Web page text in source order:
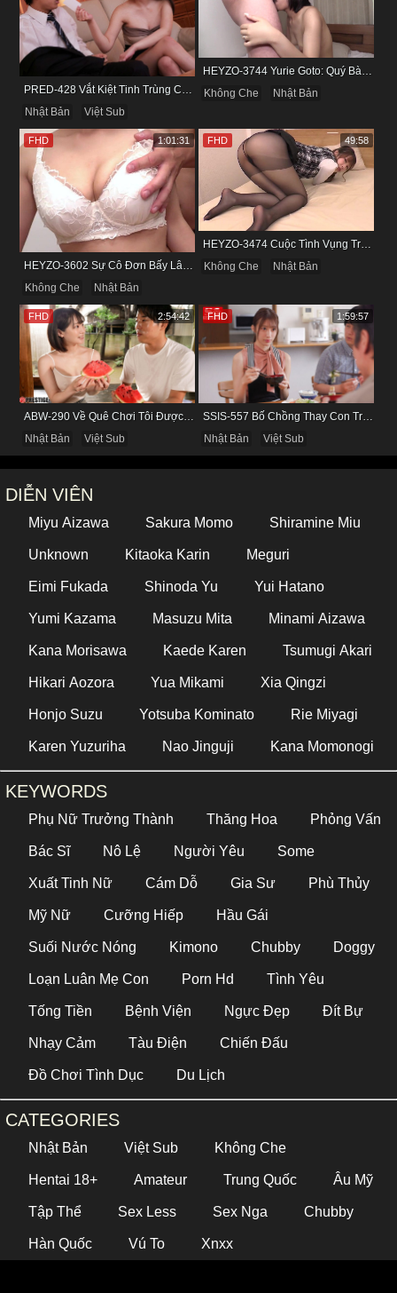
PRED-428 Vắt Kiệt Tinh Trùng Của Bạn Trai Để Chừa Thói Lăng Nhăng
Nhật Bản
Việt Sub
HEYZO-3744 Yurie Goto: Quý Bà Dâm Phụ & Cơn Cuồng Si Mùi Buồi Khắm
Không Che
Nhật Bản
Không Che
Nhật Bản
FHD 1:01:31
Không Che
Nhật Bản
FHD 49:58
Nhật Bản
Việt Sub
FHD 2:54:42
SSIS-557 Bố Chồng Thay Con Trai Bị Liệt Dương Chăm Sóc Con Dâu
Nhật Bản
Việt Sub
FHD 1:59:57
DIỄN VIÊN
Miyu Aizawa Sakura Momo Shiramine Miu
Unknown Kitaoka Karin Meguri
Eimi Fukada Shinoda Yu Yui Hatano
Yumi Kazama Masuzu Mita Minami Aizawa
Kana Morisawa Kaede Karen Tsumugi Akari
Hikari Aozora Yua Mikami Xia Qingzi
Honjo Suzu Yotsuba Kominato Rie Miyagi
Karen Yuzuriha Nao Jinguji Kana Momonogi
KEYWORDS
Phụ Nữ Trưởng Thành Thăng Hoa Phỏng Vấn
Bác Sĩ Nô Lệ Người Yêu Some
Xuất Tinh Nữ Cám Dỗ Gia Sư Phù Thủy
Mỹ Nữ Cưỡng Hiếp Hầu Gái
Suối Nước Nóng Kimono Chubby Doggy
Loạn Luân Mẹ Con Porn Hd Tình Yêu
Tống Tiền Bệnh Viện Ngực Đẹp Đít Bự
Nhạy Cảm Tàu Điện Chiến Đấu
Đồ Chơi Tình Dục Du Lịch
CATEGORIES
Nhật Bản Việt Sub Không Che
Hentai 18+ Amateur Trung Quốc Âu Mỹ
Tập Thể Sex Less Sex Nga Chubby
Hàn Quốc Vú To Xnxx